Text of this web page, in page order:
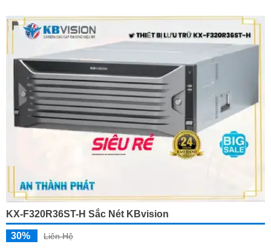
KX-F320R36ST-H Sắc Nét KBvision
30% Liên Hệ